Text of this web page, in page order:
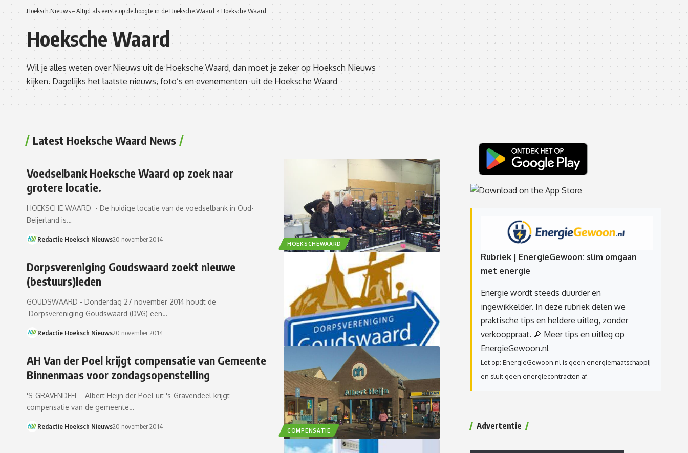
Hoeksch Nieuws – Altijd als eerste op de hoogte in de Hoeksche Waard > Hoeksche Waard
Hoeksche Waard
Wil je alles weten over Nieuws uit de Hoeksche Waard, dan moet je zeker op Hoeksch Nieuws
kijken. Dagelijks het laatste nieuws, foto’s en evenementen uit de Hoeksche Waard
Latest Hoeksche Waard News
HOEKSCHEWAARD
Voedselbank Hoeksche Waard op zoek naar
grotere locatie.
HOEKSCHE WAARD - De huidige locatie van de voedselbank in Oud-
Beijerland is…
Redactie Hoeksch Nieuws20 november 2014
Dorpsvereniging Goudswaard zoekt nieuwe
(bestuurs)leden
GOUDSWAARD - Donderdag 27 november 2014 houdt de
Dorpsvereniging Goudswaard (DVG) een…
Redactie Hoeksch Nieuws20 november 2014
COMPENSATIE
AH Van der Poel krijgt compensatie van Gemeente
Binnenmaas voor zondagsopenstelling
'S-GRAVENDEEL - Albert Heijn der Poel uit 's-Gravendeel krijgt
compensatie van de gemeente…
Redactie Hoeksch Nieuws20 november 2014
Rubriek | EnergieGewoon: slim omgaan
met energie
Energie wordt steeds duurder en
ingewikkelder. In deze rubriek delen we
praktische tips en heldere uitleg, zonder
verkooppraat. 🔎 Meer tips en uitleg op
EnergieGewoon.nl
Let op: EnergieGewoon.nl is geen energiemaatschappij
en sluit geen energiecontracten af.
Advertentie